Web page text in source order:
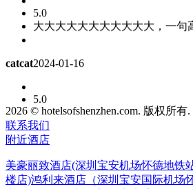
5.0
大大大大大大大大大大大，一句
2024-01-16
5.0
酒店很不错，不过价格也不便宜
gloriagx2024-01-04
5.0
2026 © hotelsofshenzhen.com. 版权所有.
联系我们
附近酒店
美豪丽致酒店(深圳宝安机场怀德地铁
楼店)鸿利来酒店（深圳宝安国际机场